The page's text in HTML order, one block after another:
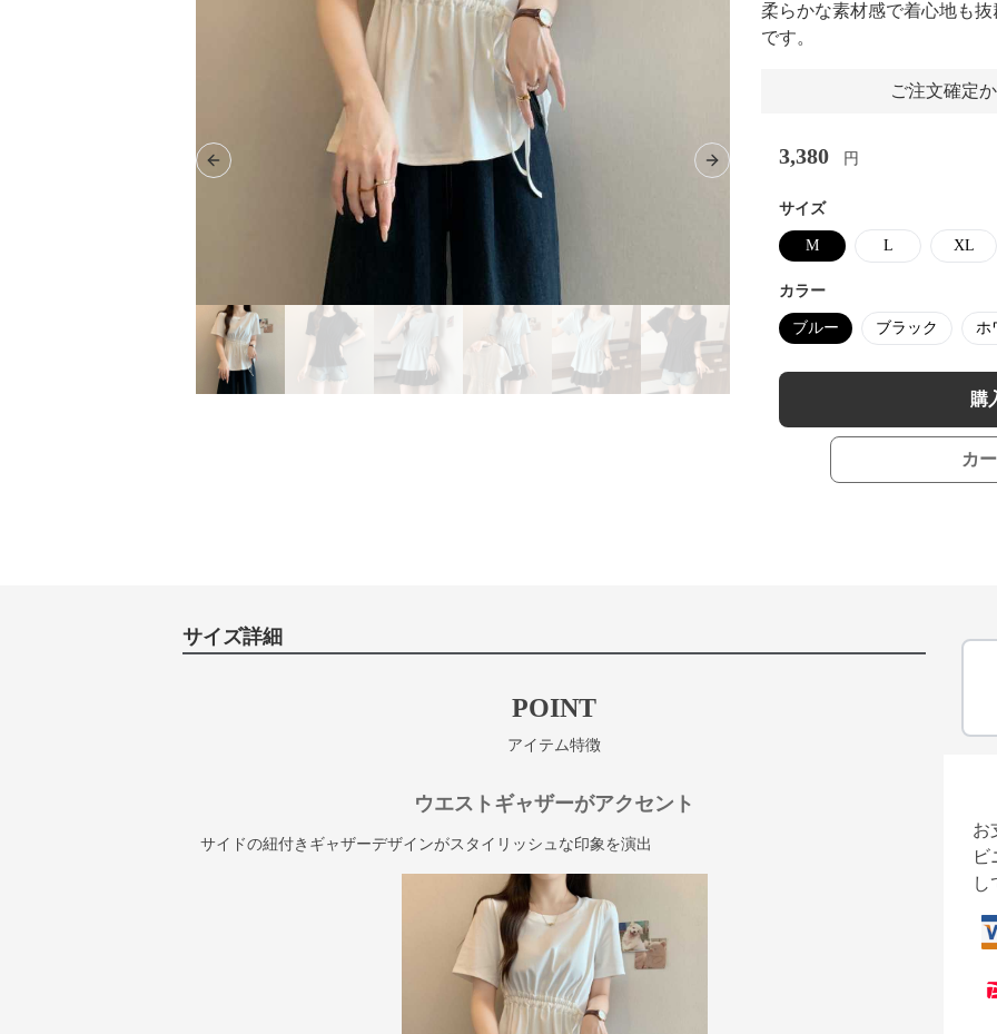
Previous slide Next slide
柔らかな素材感で着心地も
です。
ご注文確定
3,380 円
サイズ
M L XL
カラー
ブルー ブラック ホ
購
カ
サイズ詳細
POINT
アイテム特徴
ウエストギャザーがアクセント
サイドの紐付きギャザーデザインがスタイリッシュな印象を演出
お
ビ
し